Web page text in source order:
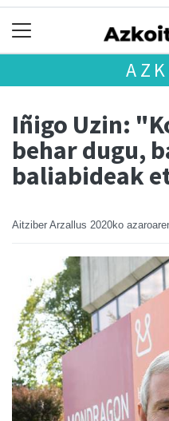
Iñigo Uzin:
behar dugu,
baliabideak
Aitziber Arzallus 2020ko